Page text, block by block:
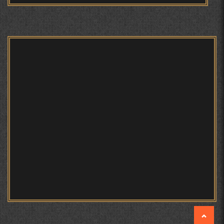
БЕРУНӢ ВА НАВРӮЗИ АҶАМ
МОҲИЯТИ ИҶТИМОИИ ТАСВИР ДАР ШЕЪРИ ҚУТБӢ